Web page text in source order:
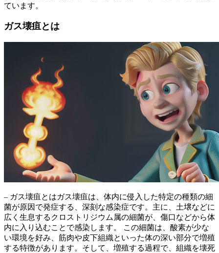
ています。
ガス壊疽とは
– ガス壊疽とはガス壊疽は、 体内に侵入した特定の種類の細
菌が原因で発症する、深刻な感染症です。主に、土壌などに
広く生息するクロストリジウム属の細菌が、傷口などから体
内に入り込むことで感染します。 この細菌は、酸素が少な
い環境を好み、筋肉や皮下組織といった体の深い部分で増殖
する特徴があります。そして、増殖する過程で、 組織を壊死